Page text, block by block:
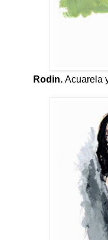
Rodin. Acuarela